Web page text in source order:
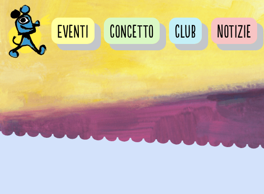
Eventi Concetto Club Notizie